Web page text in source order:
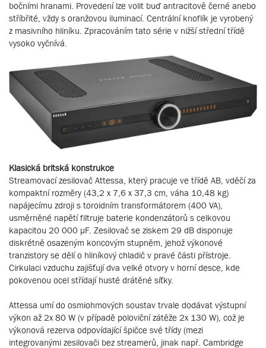
bočními hranami. Provedení lze volit buď antracitově černé anebo
stříbřité, vždy s oranžovou iluminací. Centrální knoflík je vyrobený
z masivního hliníku. Zpracováním tato série v nižší střední třídě
vysoko vyčnívá.
Klasická britská konstrukce
Streamovací zesilovač Attessa, který pracuje ve třídě AB, vděčí za
kompaktní rozměry (43,2 x 7,6 x 37,3 cm, váha 10,48 kg)
napájecímu zdroji s toroidním transformátorem (400 VA),
usměrněné napětí filtruje baterie kondenzátorů s celkovou
kapacitou 20 000 μF. Zesilovač se ziskem 29 dB disponuje
diskrétně osazeným koncovým stupněm, jehož výkonové
tranzistory se dělí o hliníkový chladič v pravé části přístroje.
Cirkulaci vzduchu zajišťují dva velké otvory v horní desce, kde
pokovenou ocel střídají husté drátěné síťky.
Attessa umí do osmiohmových soustav trvale dodávat výstupní
výkon až 2x 80 W (v případě poloviční zátěže 2x 130 W), což je
výkonová rezerva odpovídající špičce své třídy (mezi
integrovanými zesilovači bez streamerů, jinak např. Cambridge